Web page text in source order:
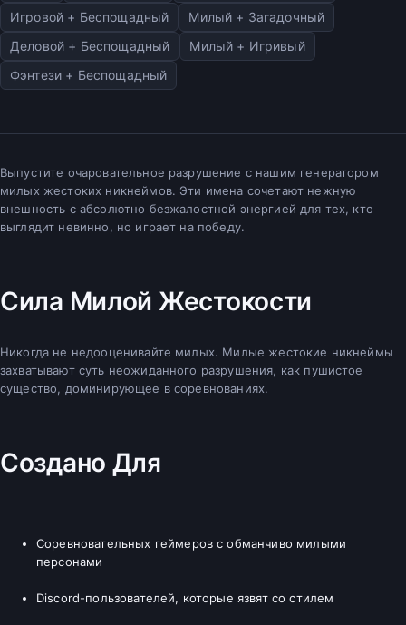
Игровой + Беспощадный
Милый + Загадочный
Деловой + Беспощадный
Милый + Игривый
Фэнтези + Беспощадный
Выпустите очаровательное разрушение с нашим генератором
милых жестоких никнеймов. Эти имена сочетают нежную
внешность с абсолютно безжалостной энергией для тех, кто
выглядит невинно, но играет на победу.
Сила Милой Жестокости
Никогда не недооценивайте милых. Милые жестокие никнеймы
захватывают суть неожиданного разрушения, как пушистое
существо, доминирующее в соревнованиях.
Создано Для
Соревновательных геймеров с обманчиво милыми
персонами
Discord-пользователей, которые язвят со стилем